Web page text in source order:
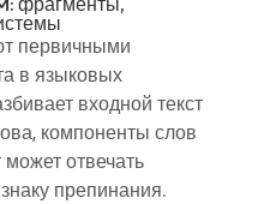
первичными
в языковых
входной текст
компоненты слов
отвечать
препинания.